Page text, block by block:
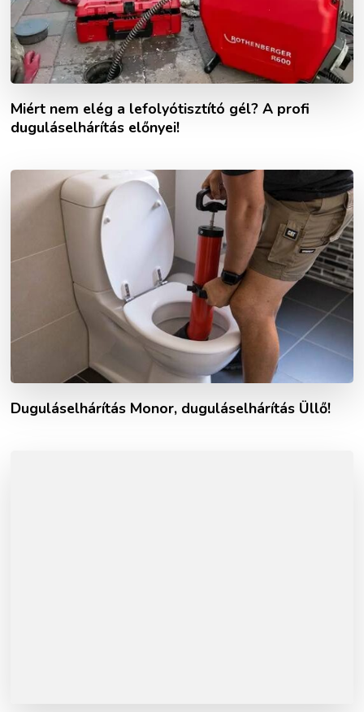
Miért nem elég a lefolyótisztító gél? A profi
duguláselhárítás előnyei!
Duguláselhárítás Monor, duguláselhárítás Üllő!